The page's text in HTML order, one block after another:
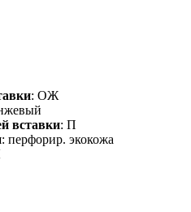
: ОЖ
вставки: П
: перфорир. экокожа